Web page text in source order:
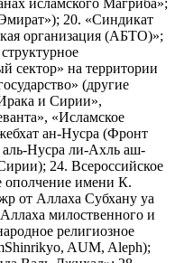
исламского Магриба»;
20. «Синдикат
организация (АБТО)»;
сектор» на территории
(другие
и Сирии»,
«Исламское
ан-Нусра (Фронт
аль-Нусра ли-Ахль аш-
24. Всероссийское
ополчение имени К.
от Аллаха Субхану уа
милоственного и
религиозное
AUM, Aleph);